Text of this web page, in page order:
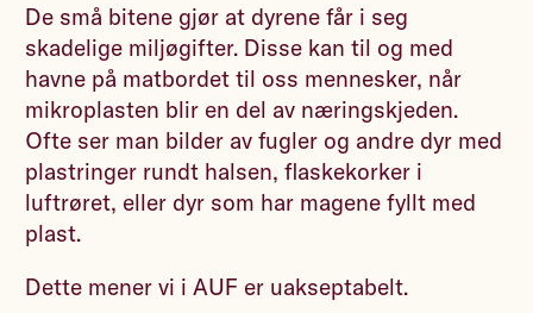
De små bitene gjør at dyrene får i seg
skadelige miljøgifter. Disse kan til og med
havne på matbordet til oss mennesker, når
mikroplasten blir en del av næringskjeden.
Ofte ser man bilder av fugler og andre dyr med
plastringer rundt halsen, flaskekorker i
luftrøret, eller dyr som har magene fyllt med
plast.
Dette mener vi i AUF er uakseptabelt.